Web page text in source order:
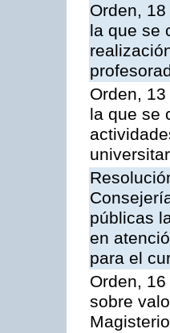
Orden,
la que se
Orden,
la que se
públicas
en
para el
Orden,
sobre